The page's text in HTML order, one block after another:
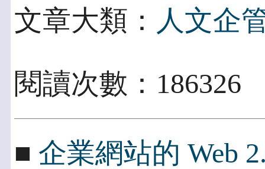
文章大類： 人文企
閱讀次數：
■ 企業網站的 Web